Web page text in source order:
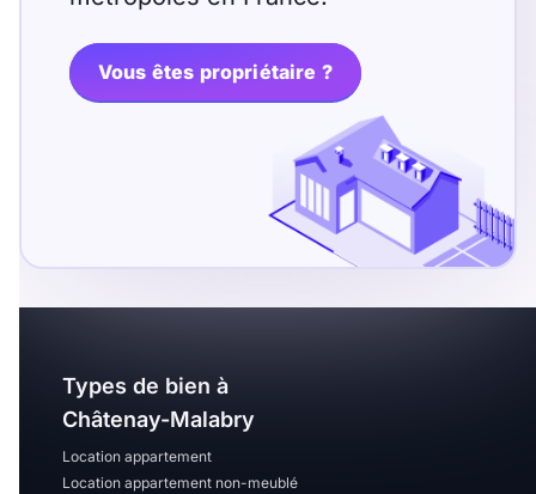
disponibles
chambres
disponibles
Ascenseur Gardien
Local à vélo
Vous êtes propriétaire ?
Types de bien à
Châtenay-Malabry
Location appartement
Location appartement non-meublé